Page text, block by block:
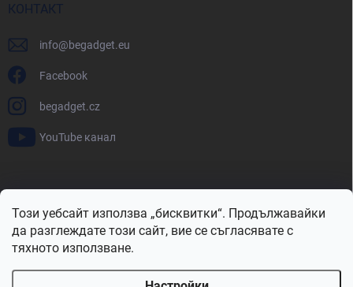
Този уебсайт използва „бисквитки“. Продължавайки
да разглеждате този сайт, вие се съгласявате с
тяхното използване.
КОНТАКТ
info@begadget.eu
Facebook
begadget.cz
YouTube канал
BeGadget.ro
BeGadget.pl BeGadget.hr BeGadget.si